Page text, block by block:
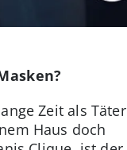
Zeit als Täter
Haus doch